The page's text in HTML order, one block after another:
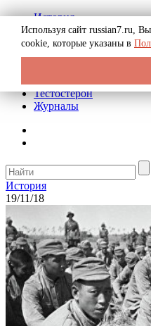
История
Биография
Криминал
Реклама на сайте
Тестостерон
Журналы
История
19/11/18
Используя сайт russian7.ru,
cookie, которые указаны в